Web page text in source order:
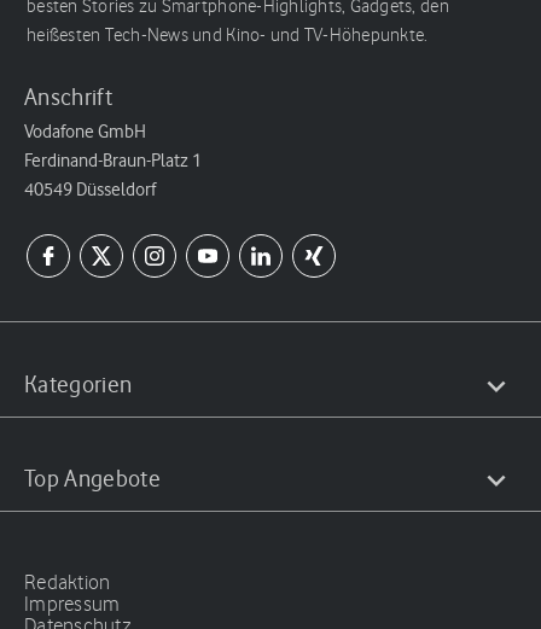
besten Stories zu Smartphone-Highlights, Gadgets, den
heißesten Tech-News und Kino- und TV-Höhepunkte.
Anschrift
Vodafone GmbH
Ferdinand-Braun-Platz 1
40549 Düsseldorf
Kategorien
Top Angebote
Redaktion
Impressum